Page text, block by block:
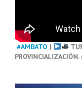
#AMBATO |